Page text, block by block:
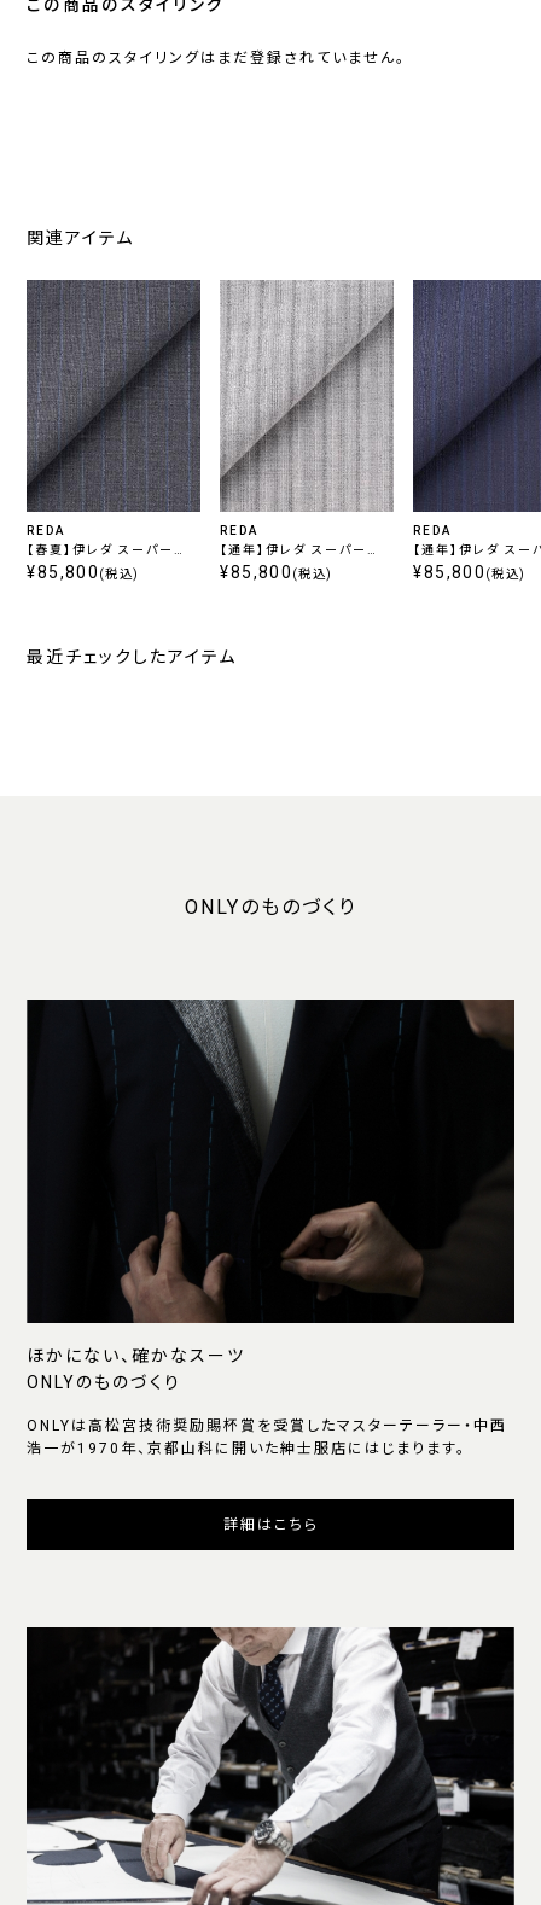
この商品のスタイリング
この商品のスタイリングはまだ登録されていません。
関連アイテム
REDA
【春夏】伊レダ スーパー
110’s グレーストライプ
¥85,800 (税込)
REDA
【通年】伊レダ スーパー
110’s ライトグレーストラ
¥85,800 (税込)
REDA
【通年】伊レダ スー
110’s ネイビース
¥85,800 (税込)
最近チェックしたアイテム
ONLYのものづくり
ほかにない、確かなスーツ
ONLYのものづくり
ONLYは高松宮技術奨励賜杯賞を受賞したマスターテーラー・中西
浩一が1970年、京都山科に開いた紳士服店にはじまります。
詳細はこちら